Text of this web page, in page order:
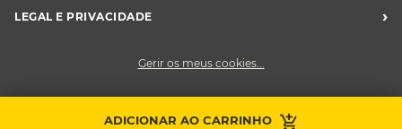
ADICIONAR AO CARRINHO
LEGAL E PRIVACIDADE
›
Cookies
Gerir os meus cookies...
Faça uma marcação
Contacte a sua